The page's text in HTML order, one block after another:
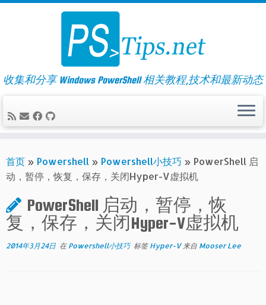
Skip
收集和分享 Windows PowerShell 相关教程,技术和最新动态
首页 » Powershell » Powershell小技巧 » PowerShell 启
动，暂停，恢复，保存，关闭Hyper-V虚拟机
PowerShell 启动，暂停，恢
复，保存，关闭Hyper-V虚拟机
2014年3月24日 在 Powershell小技巧 标签Hyper-V 来自 Mooser Lee